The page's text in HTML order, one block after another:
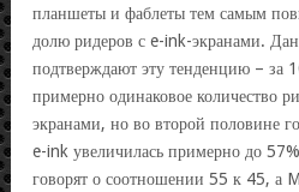
планшеты и фаблеты тем самым
долю ридеров с e-ink-экранами.
подтверждают эту тенденцию – за
примерно одинаковое количество
экранами, но во второй половине
e-ink увеличилась примерно до
говорят о соотношении 55 к 45, а